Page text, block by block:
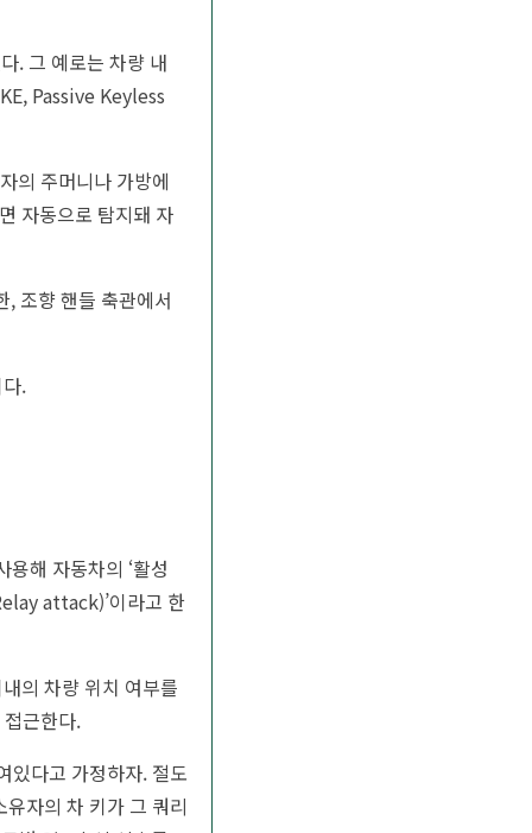
. 그 예로는 차량 내
Passive Keyless
의 주머니나 가방에
자동으로 탐지돼 자
, 조향 핸들 축관에서
.
해 자동차의 ‘활성
attack)’이라고 한
의 차량 위치 여부를
근한다.
있다고 가정하자. 절도
자의 차 키가 그 쿼리